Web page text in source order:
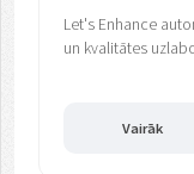
Let's Enhance
un kvalitātes
Vairāk